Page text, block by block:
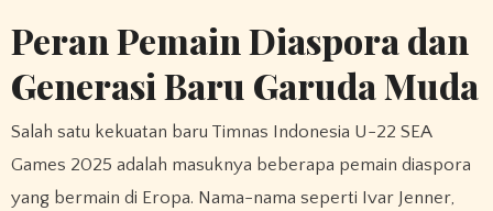
Peran Pemain Diaspora dan
Generasi Baru Garuda Muda
Salah satu kekuatan baru Timnas Indonesia U-22 SEA
Games 2025 adalah masuknya beberapa pemain diaspora
yang bermain di Eropa. Nama-nama seperti Ivar Jenner,